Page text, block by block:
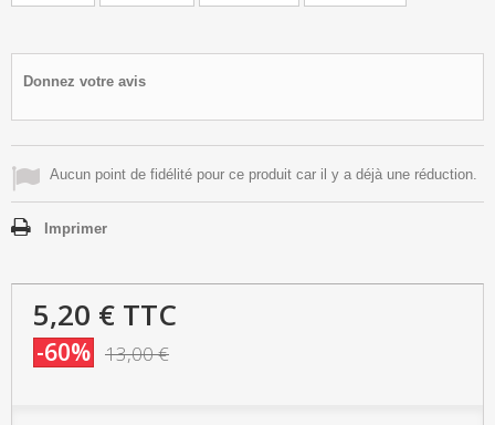
Donnez votre avis
Aucun point de fidélité pour ce produit car il y a déjà une réduction.
Imprimer
5,20 € TTC
-60% 13,00 €